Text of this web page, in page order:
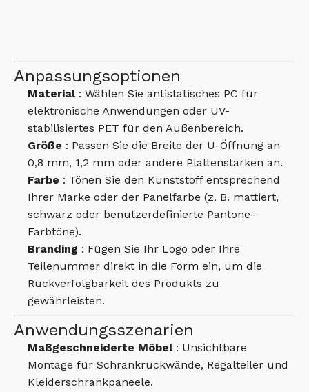
Anpassungsoptionen
Material : Wählen Sie antistatisches PC für
elektronische Anwendungen oder UV-
stabilisiertes PET für den Außenbereich.
Größe : Passen Sie die Breite der U-Öffnung an
0,8 mm, 1,2 mm oder andere Plattenstärken an.
Farbe : Tönen Sie den Kunststoff entsprechend
Ihrer Marke oder der Panelfarbe (z. B. mattiert,
schwarz oder benutzerdefinierte Pantone-
Farbtöne).
Branding : Fügen Sie Ihr Logo oder Ihre
Teilenummer direkt in die Form ein, um die
Rückverfolgbarkeit des Produkts zu
gewährleisten.
Anwendungsszenarien
Maßgeschneiderte Möbel : Unsichtbare
Montage für Schrankrückwände, Regalteiler und
Kleiderschrankpaneele.